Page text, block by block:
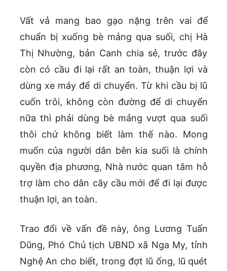
Vất vả mang bao gạo nặng trên vai để
chuẩn bị xuống bè mảng qua suối, chị Hà
Thị Nhường, bản Canh chia sẻ, trước đây
còn có cầu đi lại rất an toàn, thuận lợi và
dùng xe máy để di chuyển. Từ khi cầu bị lũ
cuốn trôi, không còn đường để di chuyển
nữa thì phải dùng bè mảng vượt qua suối
thôi chứ không biết làm thế nào. Mong
muốn của người dân bên kia suối là chính
quyền địa phương, Nhà nước quan tâm hỗ
trợ làm cho dân cây cầu mới để đi lại được
thuận lợi, an toàn.
Trao đổi về vấn đề này, ông Lương Tuấn
Dũng, Phó Chủ tịch UBND xã Nga My, tỉnh
Nghệ An cho biết, trong đợt lũ ống, lũ quét